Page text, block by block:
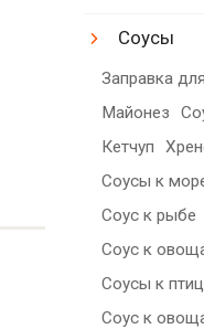
Соусы
Заправка
Майонез
Кетчуп
Соусы к
Соус к рыбе
Соус к
Соусы к
Соус к